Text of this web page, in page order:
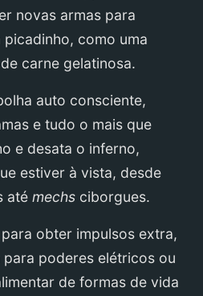
novas armas para
como uma
carne gelatinosa.
auto consciente,
e tudo o mais que
e desata o inferno,
estiver à vista, desde
até mechs ciborgues.
obter impulsos extra,
para poderes elétricos ou
de formas de vida